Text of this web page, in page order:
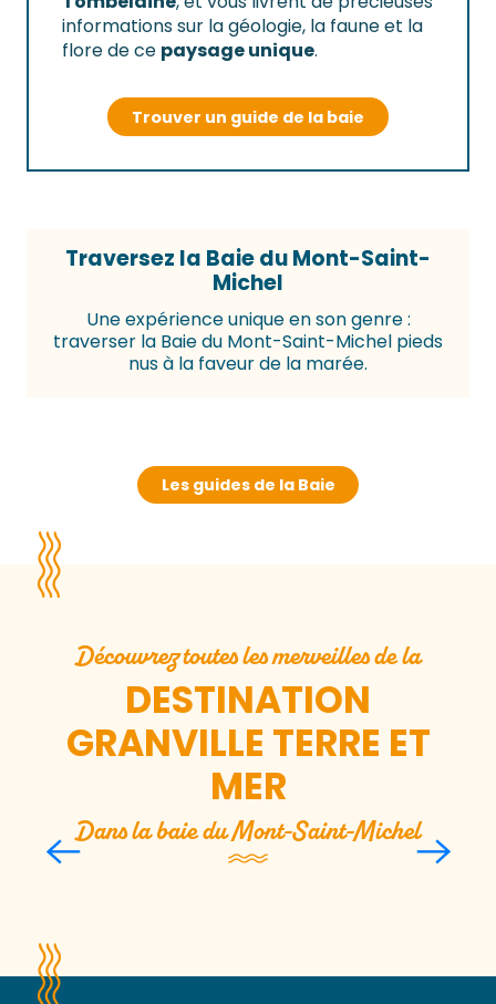
informations sur la géologie, la faune et la
flore de ce paysage unique.
Trouver un guide de la baie
Traversez la Baie du Mont-Saint-
Michel
Une expérience unique en son genre :
traverser la Baie du Mont-Saint-Michel pieds
nus à la faveur de la marée.
Les guides de la Baie
Découvrez toutes les merveilles de la
DESTINATION
GRANVILLE TERRE ET
MER
Dans la baie du Mont-Saint-Michel
Les dunes de Bréville-sur-
Mer